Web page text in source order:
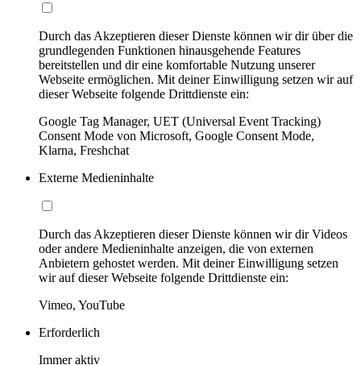
Durch das Akzeptieren dieser Dienste können wir dir über die
grundlegenden Funktionen hinausgehende Features
bereitstellen und dir eine komfortable Nutzung unserer
Webseite ermöglichen. Mit deiner Einwilligung setzen wir auf
dieser Webseite folgende Drittdienste ein:
Google Tag Manager, UET (Universal Event Tracking)
Consent Mode von Microsoft, Google Consent Mode,
Klarna, Freshchat
Externe Medieninhalte
Durch das Akzeptieren dieser Dienste können wir dir Videos
oder andere Medieninhalte anzeigen, die von externen
Anbietern gehostet werden. Mit deiner Einwilligung setzen
wir auf dieser Webseite folgende Drittdienste ein:
Vimeo, YouTube
Erforderlich
Immer aktiv